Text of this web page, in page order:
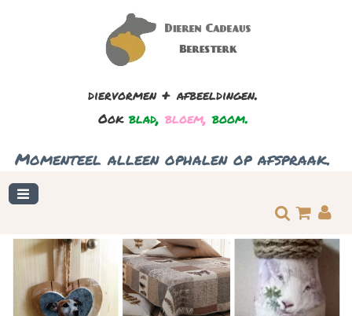
diervormen+afbeeldingen.
Ook blad, bloem,boom.
Momenteel alleen ophalen op afspraak.